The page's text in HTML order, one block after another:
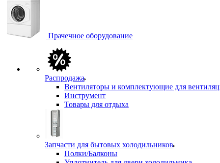
Прачечное оборудование
Распродажа
Вентиляторы и комплектующие для
Инструмент
Товары для отдыха
Запчасти для бытовых холодильников
Полки/Балконы